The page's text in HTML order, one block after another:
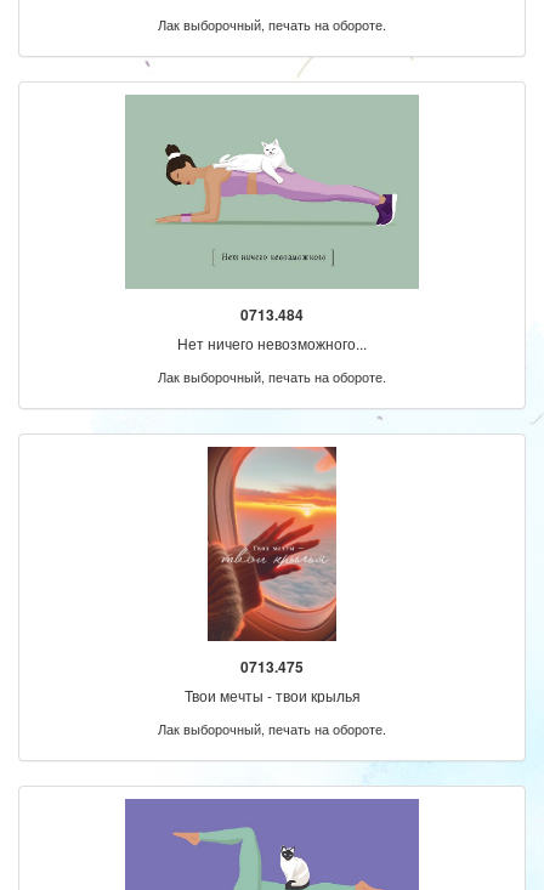
Лак выборочный, печать на обороте.
0713.484
Нет ничего невозможного...
Лак выборочный, печать на обороте.
0713.475
Твои мечты - твои крылья
Лак выборочный, печать на обороте.